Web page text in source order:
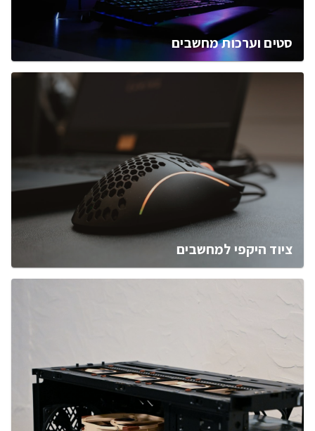
סטים וערכות מחשבים
ציוד היקפי למחשבים